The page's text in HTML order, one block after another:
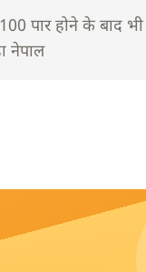
पार होने के बाद
नेपाल